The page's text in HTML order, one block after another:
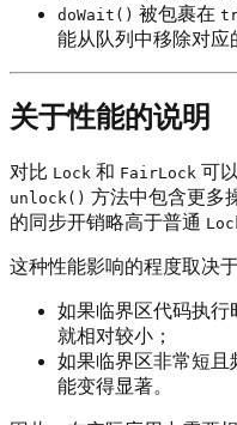
doWait() 被包裹在
能从队列中移除对应
关于性能的说明
对比 Lock 和 FairLock 可
unlock() 方法中包含更多
的同步开销略高于普通
这种性能影响的程度取决
如果临界区代码执行
就相对较小；
如果临界区非常短且
能变得显著。